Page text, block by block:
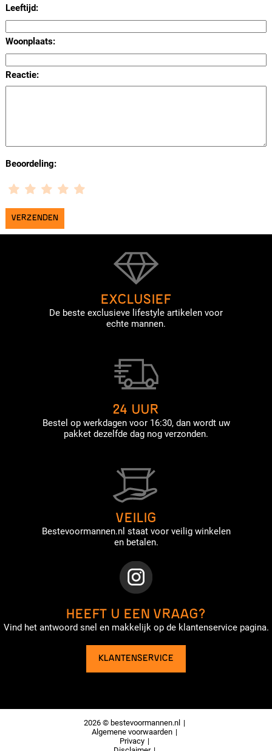
Leeftijd:
Woonplaats:
Reactie:
Beoordeling:
EXCLUSIEF
De beste exclusieve lifestyle artikelen voor
echte mannen.
24 UUR
Bestel op werkdagen voor 16:30, dan wordt uw
pakket dezelfde dag nog verzonden.
VEILIG
Bestevoormannen.nl staat voor veilig winkelen
en betalen.
HEEFT U EEN VRAAG?
Vind het antwoord snel en makkelijk op de klantenservice pagina.
KLANTENSERVICE
2026 © bestevoormannen.nl
Algemene voorwaarden
Privacy